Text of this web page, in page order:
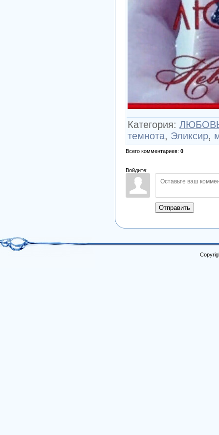
Категория:
темнота, Эликсир,
Всего комментариев: 0
Войдите:
Отправить